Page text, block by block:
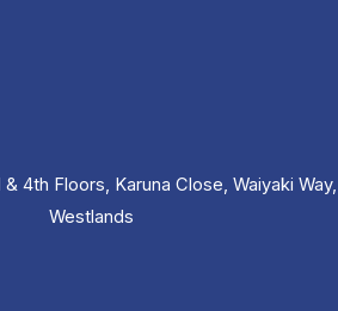
4th Floors, Karuna Close, Waiyaki Way,
Westlands